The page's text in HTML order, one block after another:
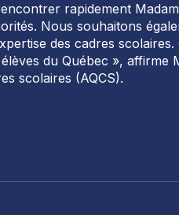
rapidement
Nous souhaitons
des cadres
du Québec », affirme
scolaires (AQCS).